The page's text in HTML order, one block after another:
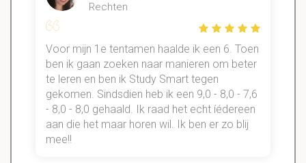
Rechten
Voor mijn 1e tentamen haalde ik een 6. Toen
ben ik gaan zoeken naar manieren om beter
te leren en ben ik Study Smart tegen
gekomen. Sindsdien heb ik een 9,0 - 8,0 - 7,6
- 8,0 - 8,0 gehaald. Ik raad het echt íédereen
aan die het maar horen wil. Ik ben er zo blij
mee!!